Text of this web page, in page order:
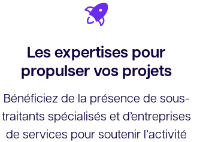
Les expertises pour
propulser vos projets
Bénéficiez de la présence de sous-
traitants spécialisés et d’entreprises
de services pour soutenir l’activité